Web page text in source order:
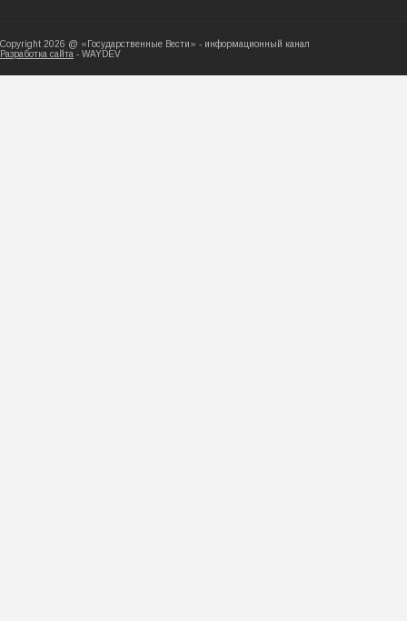
Copyright 2026 @ «Государственные Вести» -
Разработка сайта - WAYDEV